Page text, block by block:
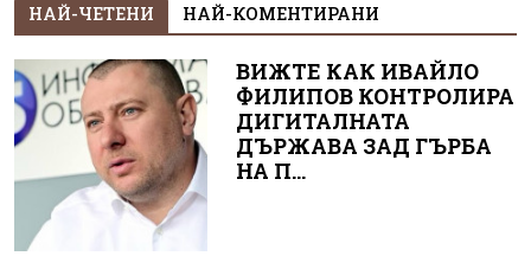
НАЙ-ЧЕТЕНИ НАЙ-КОМЕНТИРАНИ
ВИЖТЕ КАК ИВАЙЛО
ФИЛИПОВ КОНТРОЛИРА
ДИГИТАЛНАТА
ДЪРЖАВА ЗАД ГЪРБА
НА П...